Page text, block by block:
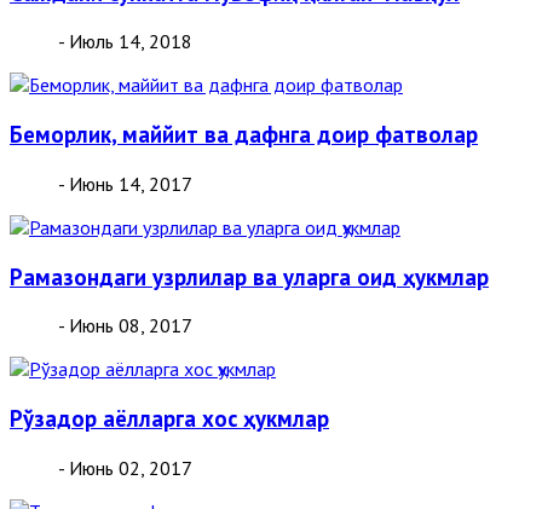
- Июль 14, 2018
Беморлик, маййит ва дафнга доир фатволар
- Июнь 14, 2017
Рамазондаги узрлилар ва уларга оид ҳукмлар
- Июнь 08, 2017
Рўзадор аёлларга хос ҳукмлар
- Июнь 02, 2017